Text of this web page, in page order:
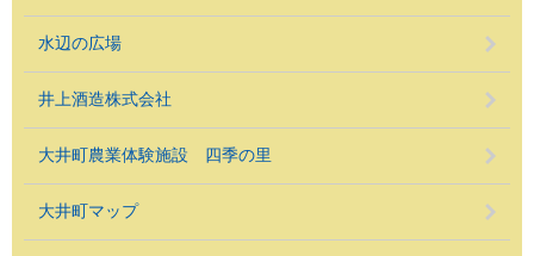
水辺の広場
井上酒造株式会社
大井町農業体験施設 四季の里
大井町マップ